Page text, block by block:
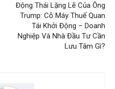
Động Thái Lặng Lẽ Của Ông
Trump: Cỗ Máy Thuế Quan
Tái Khởi Động – Doanh
Nghiệp Và Nhà Đầu Tư Cần
Lưu Tâm Gì?